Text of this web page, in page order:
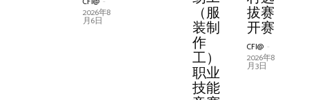
伴随着2024CCFW虚拟代言人花小楼领唱的大型歌舞秀《花与
海》，由中国服装协会、泉州市丰泽区人民政府、上海时尚之都促
进中心联合主办的第七届中国国际儿童时尚周7月28日在海上丝绸
月22日
2026年5
月6日
2026年7
月24日 服装
产业
高质
量升
级
胡杏
儿演
绎“无
界优
雅”
CFI@ -
CFI@ -
2026年3
月20日
村服
装产
月29日 月29日
2026年8
月6日 （服
装制
作
工）
职业
技能
拔赛
开赛
CFI@ -
2026年8
月3日